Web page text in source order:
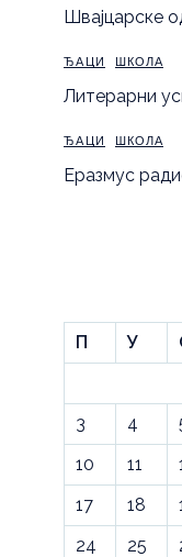
Швајцарске
ЂАЦИ ШКОЛА
Литерарни
ЂАЦИ ШКОЛА
Еразмус
П
У
3
4
10
11
17
18
24
25